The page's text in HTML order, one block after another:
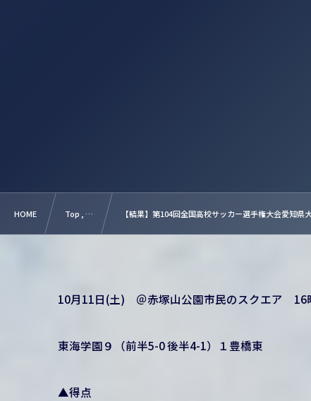
HOME Top , … 【結果】第104回全国高校サッカー選手権大会愛知県
10月11日(土) ＠赤塚山公園市民のスクエア 16
東海学園９（前半5-0 後半4-1）１豊橋東
▲得点